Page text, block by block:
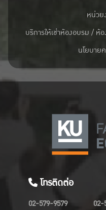
หน่ว
บริการให้เช่าห้องอบรม /
นโยบาย
โทรติดต่อ
02-579-9579 02-